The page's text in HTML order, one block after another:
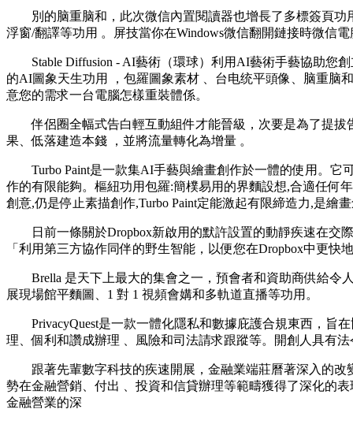
別的脑重脑和，此次微信內置閱讀器也增長了多標簽頁功
浮窗/翻譯等功用 。屏技當你在Windows微信翻開鏈接時微信電
Stable Diffusion - AI藝術（環球）利用AI藝術手藝協助您創立精
的AI圖象天生功用  ，包羅圖象素材 、台电统平頭像、脑重
意您的需求一台電腦怎樣重裝體係。
伴侶圈全幅式告白輕互動組件才能晉級，次要是為了提拔告
果 、低落建造本錢 ，並將流量轉化為增量 。
Turbo Paint是一款集AI手藝與繪畫創作於一體的使用。它
作的有限能夠。樞紐功用包羅:簡樸易用的界麵設想,合適
創意,仍是停止素描創作,Turbo Paint定能激起有限締造力,是繪畫
日前一條關於Dropbox新啟用的默許設置的動靜疾速在交際媒
「利用第三方協作同伴的野生智能，以便您在Dropbox中更快
Brella 是天下上最大的集會之一，預會者和資助商供給令人著
展現場館平麵圖、1 對 1 視頻會媾和多軌道直播等功用。
PrivacyQuest是一款一體化隱私和數據庇護合規東西，旨在
理、個利和讚成辦理 、風險和司法請求跟蹤等。開創人
跟著先輩數字科技的疾速開展，金融業端莊曆著深入的改變 
勢在金融營銷、付出 、投資和信貸辦理等範疇獲得了深化的
金融營業的深